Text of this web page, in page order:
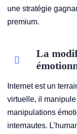
une stratégie
premium.
La
Internet est un
virtuelle, il
manipulations
internautes.